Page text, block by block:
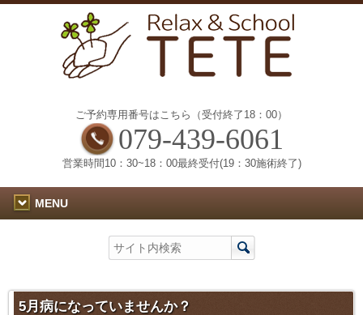
ご予約専用番号はこちら（受付終了18：00）
079-439-6061
営業時間10：30~18：00最終受付(19：30施術終了)
MENU
5月病になっていませんか？